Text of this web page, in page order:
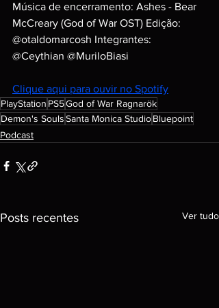
Música de encerramento: Ashes - Bear
McCreary (God of War OST) Edição:
@otaldomarcosh Integrantes:
@Ceythian @MuriloBiasi
Clique aqui para ouvir no Spotify
PlayStation PS5God of War Ragnarök
Demon's SoulsSanta Monica StudioBluepoint
Podcast
Posts recentes Ver tudo